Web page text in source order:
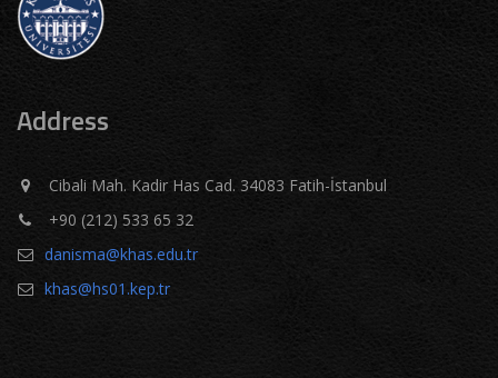
Address
Cibali Mah. Kadir Has Cad. 34083 Fatih-İstanbul
+90 (212) 533 65 32
danisma@khas.edu.tr
khas@hs01.kep.tr